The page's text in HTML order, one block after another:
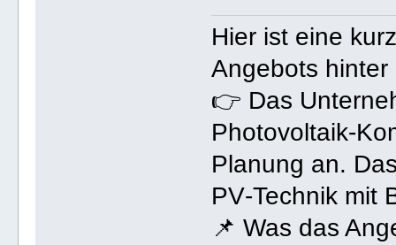
Hier ist eine
Angebots
👉 Das
Planung an.
PV‑Technik mit
📌 Was das